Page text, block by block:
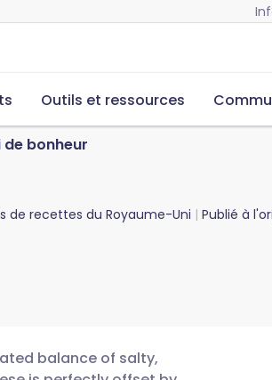
Outils et ressources
bonheur
de recettes du Royaume-Uni Publié à
balance of salty,